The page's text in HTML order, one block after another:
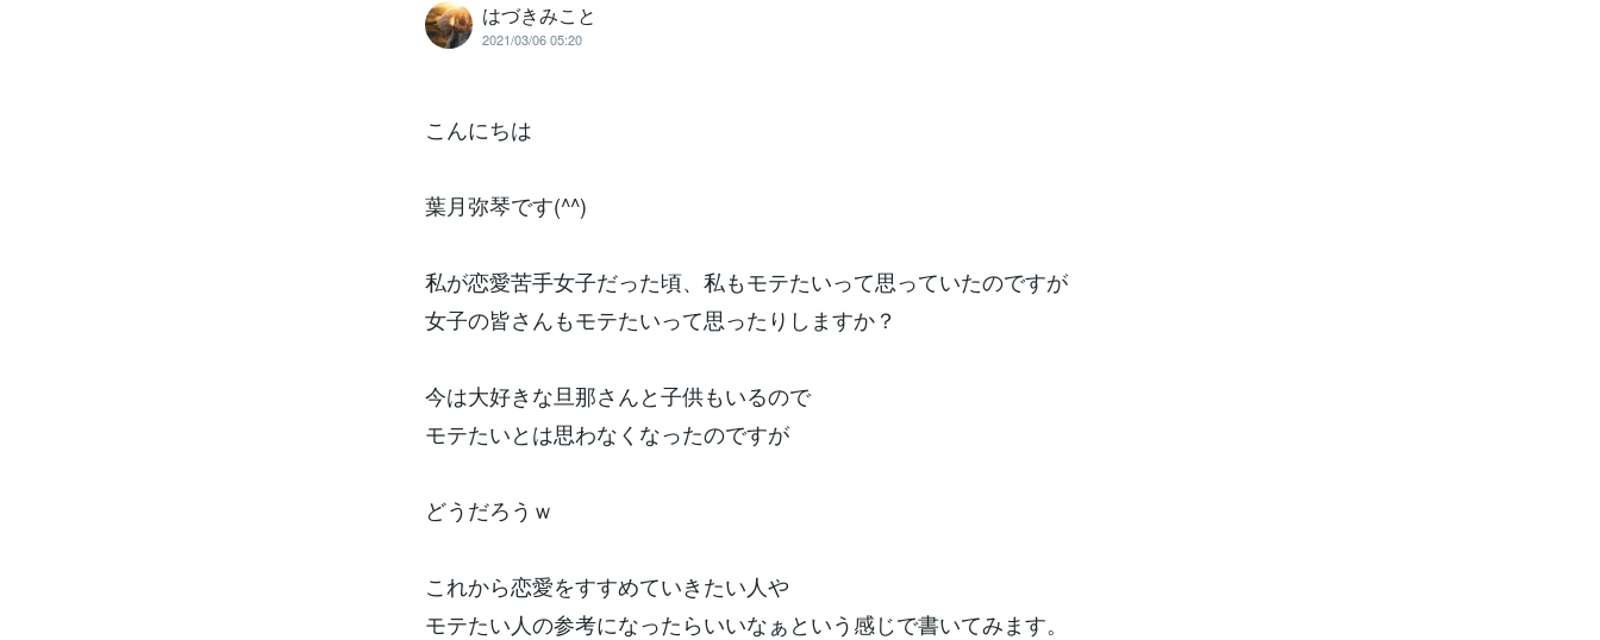
はづきみこと
2021/03/06 05:20
こんにちは
葉月弥琴です(^^)
私が恋愛苦手女子だった頃、私もモテたいって思っていたのですが
女子の皆さんもモテたいって思ったりしますか？
今は大好きな旦那さんと子供もいるので
モテたいとは思わなくなったのですが
どうだろうｗ
これから恋愛をすすめていきたい人や
モテたい人の参考になったらいいなぁという感じで書いてみます。